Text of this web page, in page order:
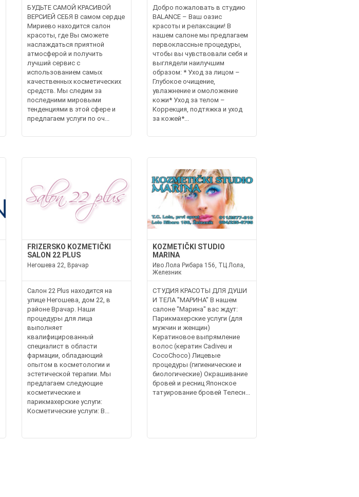
БУДЬТЕ САМОЙ КРАСИВОЙ
ВЕРСИЕЙ СЕБЯ В самом сердце
Мириево находится салон
красоты, где Вы сможете
наслаждаться приятной
атмосферой и получить
лучший сервис с
использованием самых
качественных косметических
средств. Мы следим за
последними мировыми
тенденциями в этой сфере и
предлагаем услуги по оч...
Добро пожаловать в студию
BALANCE – Ваш оазис
красоты и релаксации! В
нашем салоне мы предлагаем
первоклассные процедуры,
чтобы вы чувствовали себя и
выглядели наилучшим
образом: * Уход за лицом –
Глубокое очищение,
увлажнение и омоложение
кожи* Уход за телом –
Коррекция, подтяжка и уход
за кожей*...
FRIZERSKO KOZMETIČKI
SALON 22 PLUS
Негошева 22, Врачар
Салон 22 Plus находится на
улице Негошева, дом 22, в
районе Врачар. Наши
процедуры для лица
выполняет
квалифицированный
специалист в области
фармации, обладающий
опытом в косметологии и
эстетической терапии. Мы
предлагаем следующие
косметические и
парикмахерские услуги:
Косметические услуги: В...
KOZMETIČKI STUDIO
MARINA
Иво Лола Рибара 156, ТЦ Лола,
Железник
СТУДИЯ КРАСОТЫ ДЛЯ ДУШИ
И ТЕЛА "МАРИНА" В нашем
салоне "Марина" вас ждут:
Парикмахерские услуги (для
мужчин и женщин)
Кератиновое выпрямление
волос (кератин Cadiveu и
CocoChoco) Лицевые
процедуры (гигиенические и
биологические) Окрашивание
бровей и ресниц Японское
татуирование бровей Телесн...